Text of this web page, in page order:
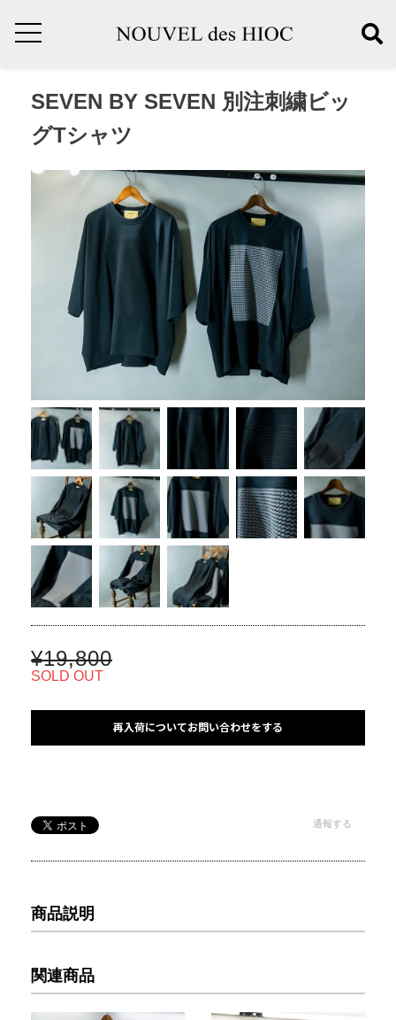
SEVEN BY SEVEN 別注刺繍ビッ
グTシャツ
¥19,800
SOLD OUT
再入荷についてお問い合わせをする
通報する
商品説明
関連商品